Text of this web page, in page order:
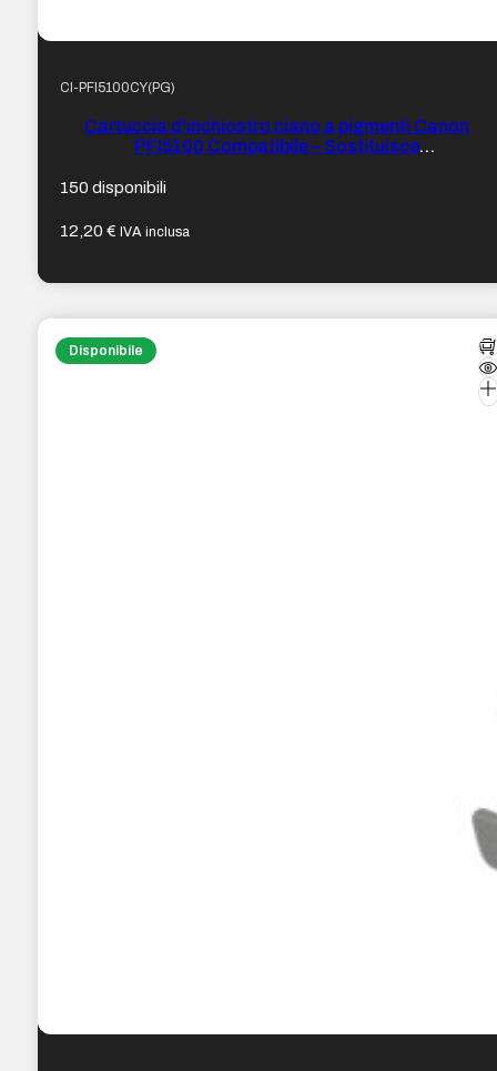
CI-PFI5100CY(PG)
Cartuccia d’inchiostro ciano a pigmenti Canon
PFI5100 Compatibile – Sostituisce
150 disponibili
12,20€ IVA inclusa
Disponibile